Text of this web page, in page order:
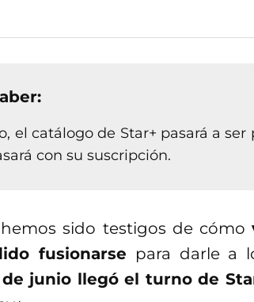
el catálogo de Star+ pasará a ser
con su suscripción.
sido testigos de cómo
fusionarse para darle a
junio llegó el turno de